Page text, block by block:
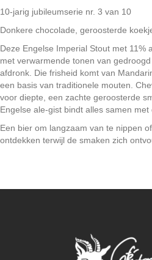
10-jarig jubileumserie nr. 3 van 10
Donkere chocolade, geroosterde
Deze Engelse Imperial Stout met 11%
met verwarmende tonen van
afdronk. Die frisheid komt van
een basis van traditionele mouten.
voor diepte, een zachte geroosterde
Engelse ale-gist bindt alles samen met
Een bier om langzaam van te nippen
ontdekken terwijl de smaken zich